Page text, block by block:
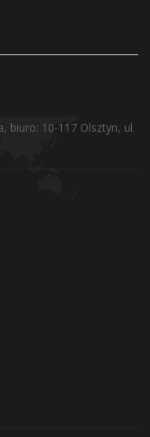
biuro: 10-117 Olsztyn, ul.